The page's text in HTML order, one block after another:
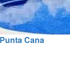
Cana